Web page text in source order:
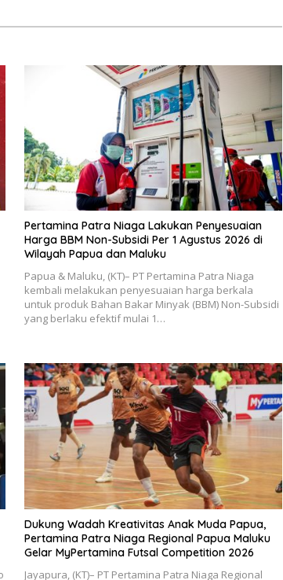
Pertamina Patra Niaga Lakukan Penyesuaian
Harga BBM Non-Subsidi Per 1 Agustus 2026 di
Wilayah Papua dan Maluku
Papua & Maluku, (KT)– PT Pertamina Patra Niaga
kembali melakukan penyesuaian harga berkala
untuk produk Bahan Bakar Minyak (BBM) Non-Subsidi
yang berlaku efektif mulai 1…
Dukung Wadah Kreativitas Anak Muda Papua,
Pertamina Patra Niaga Regional Papua Maluku
Gelar MyPertamina Futsal Competition 2026
Jayapura, (KT)– PT Pertamina Patra Niaga Regional